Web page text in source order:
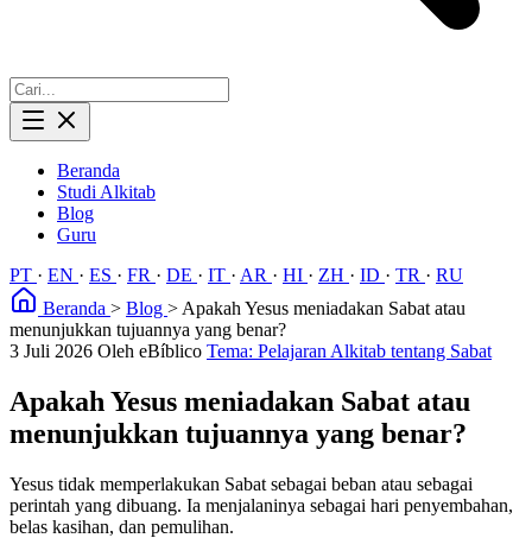
Beranda
Studi Alkitab
Blog
Guru
PT · EN · ES · FR · DE · IT · AR · HI · ZH · ID · TR · RU
Beranda > Blog > Apakah Yesus meniadakan Sabat atau
menunjukkan tujuannya yang benar?
3 Juli 2026 Oleh eBíblico Tema: Pelajaran Alkitab tentang Sabat
Apakah Yesus meniadakan Sabat atau
menunjukkan tujuannya yang benar?
Yesus tidak memperlakukan Sabat sebagai beban atau sebagai
perintah yang dibuang. Ia menjalaninya sebagai hari penyembahan,
belas kasihan, dan pemulihan.